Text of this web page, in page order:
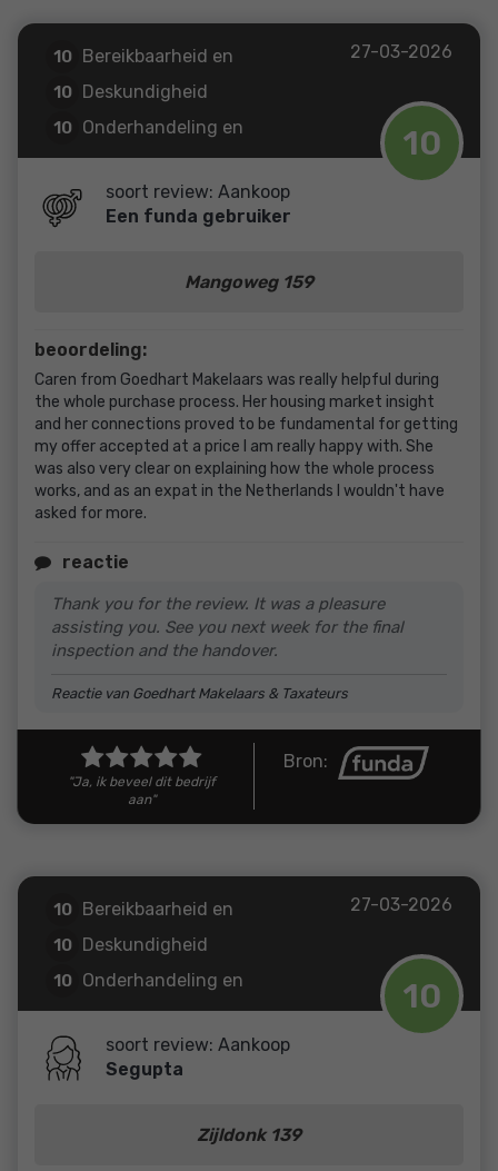
27-03-2026
10
10 Bereikbaarheid en
communicatie
10 Deskundigheid
10 Onderhandeling en
resultaat
10 Prijs / kwaliteit
soort review: Aankoop
Een funda gebruiker
Mangoweg 159
beoordeling:
Caren from Goedhart Makelaars was really helpful during
the whole purchase process. Her housing market insight
and her connections proved to be fundamental for getting
my offer accepted at a price I am really happy with. She
was also very clear on explaining how the whole process
works, and as an expat in the Netherlands I wouldn't have
asked for more.
reactie
Thank you for the review. It was a pleasure
assisting you. See you next week for the final
inspection and the handover.
Reactie van Goedhart Makelaars & Taxateurs
"Ja, ik beveel dit bedrijf
aan"
Bron:
27-03-2026
10
10 Bereikbaarheid en
communicatie
10 Deskundigheid
10 Onderhandeling en
resultaat
10 Prijs / kwaliteit
soort review: Aankoop
Segupta
Zijldonk 139